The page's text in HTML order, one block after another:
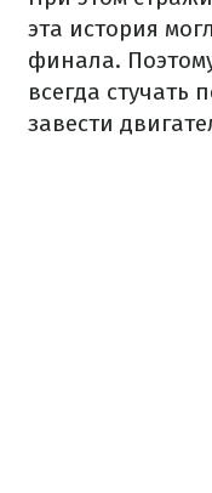
эта история
финала.
всегда стучать
завести